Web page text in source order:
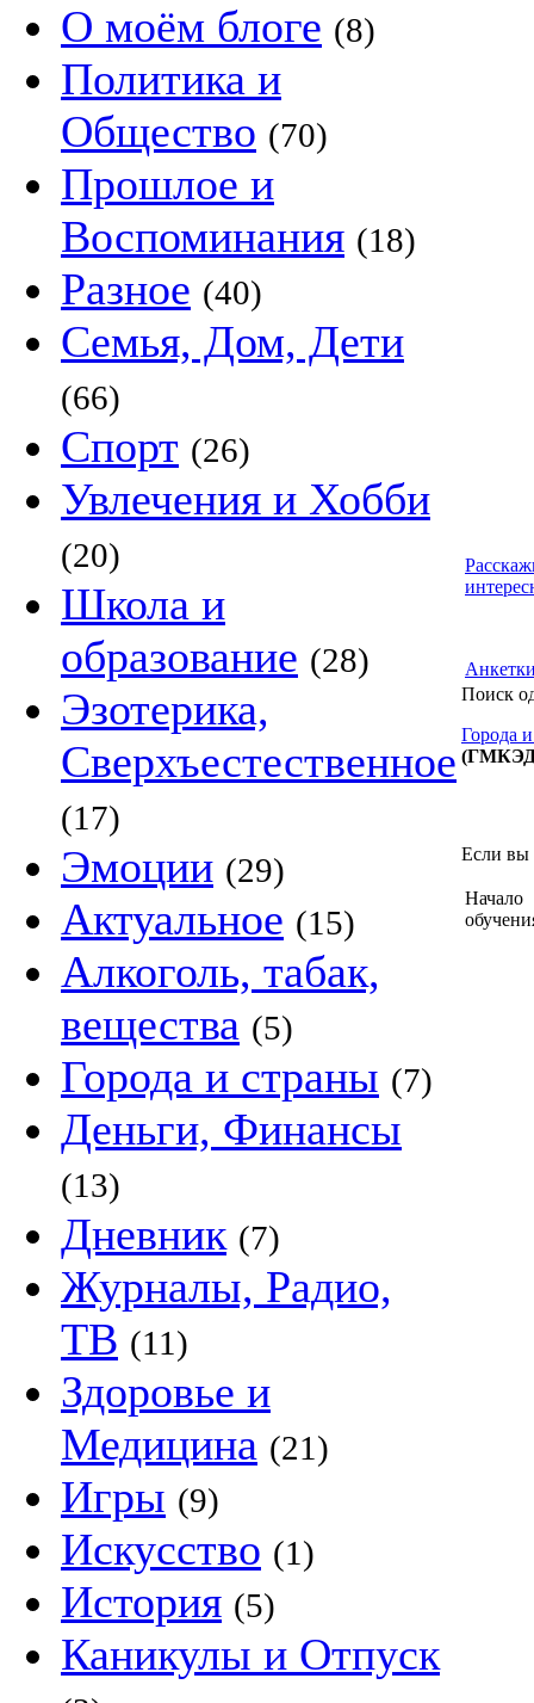
О моём блоге (8)
Политика и
Общество (70)
Прошлое и
Воспоминания (18)
Разное (40)
Семья, Дом, Дети
(66)
Спорт (26)
Увлечения и Хобби
(20)
Школа и
образование (28)
Эзотерика,
Сверхъестественное
(17)
Эмоции (29)
Актуальное (15)
Алкоголь, табак,
вещества (5)
Города и страны (7)
Деньги, Финансы
(13)
Дневник (7)
Журналы, Радио,
ТВ (11)
Здоровье и
Медицина (21)
Игры (9)
Искусство (1)
История (5)
Каникулы и Отпуск
Поиск
Города
Если вы
Начало